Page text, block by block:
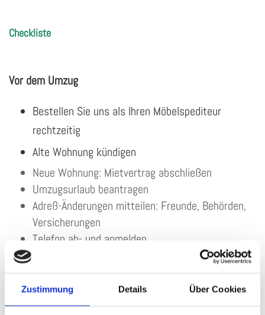
Zustimmung Details Über Cookies
Checkliste
Vor dem Umzug
Bestellen Sie uns als Ihren Möbelspediteur
rechtzeitig
Alte Wohnung kündigen
Neue Wohnung: Mietvertrag abschließen
Umzugsurlaub beantragen
Adreß-Änderungen mitteilen: Freunde, Behörden,
Versicherungen
Telefon ab- und anmelden
1 bis 2 Tage vor dem Umzug
Notkoffer packen